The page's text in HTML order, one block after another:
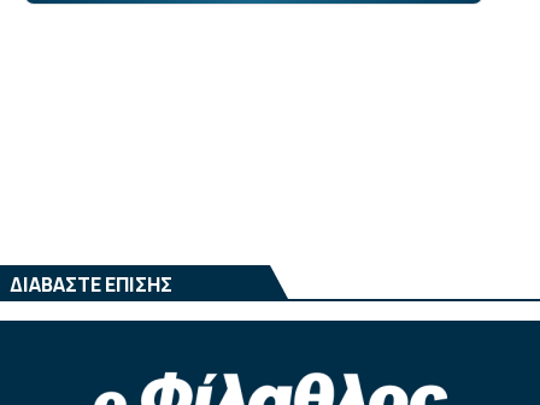
ΔΙΑΒΑΣΤΕ ΕΠΙΣΗΣ